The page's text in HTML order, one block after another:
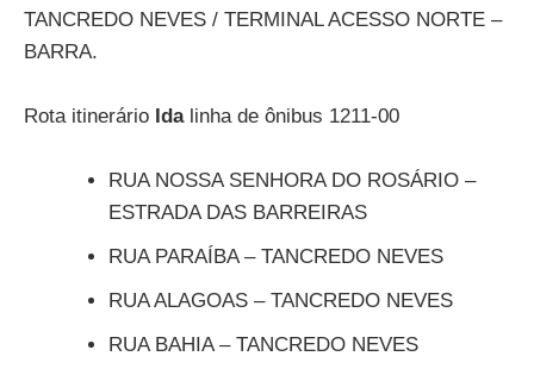
TANCREDO NEVES / TERMINAL ACESSO NORTE –
BARRA.
Rota itinerário Idalinha de ônibus 1211-00
RUA NOSSA SENHORA DO ROSÁRIO –
ESTRADA DAS BARREIRAS
RUA PARAÍBA – TANCREDO NEVES
RUA ALAGOAS – TANCREDO NEVES
RUA BAHIA – TANCREDO NEVES